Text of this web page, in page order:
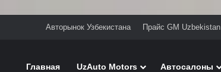
Авторынок Узбекистана Прайс GM Uzbekistan
Главная UzAuto Motors Автосалоны